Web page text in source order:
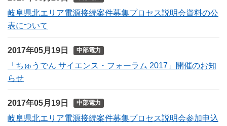
岐阜県北エリア電源接続案件募集プロセス説明会資料の公
表について
2017年05月19日 中部電力
「ちゅうでん サイエンス・フォーラム 2017」開催のお知
らせ
2017年05月19日 中部電力
岐阜県北エリア電源接続案件募集プロセス説明会参加申込